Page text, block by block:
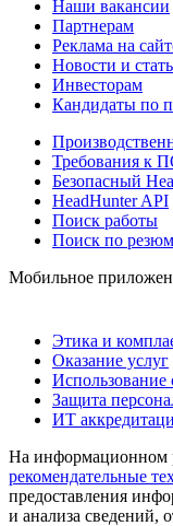
Наши вакансии
Партнерам
Реклама на
Новости и
Инвесторам
Кандидаты по
Требования к
Безопасный
HeadHunter API
Поиск работы
Поиск по
Мобильное
Этика и
Оказание услуг
Использование
Защита
ИТ
На информационном
рекомендательные
предоставления
и анализа сведений,